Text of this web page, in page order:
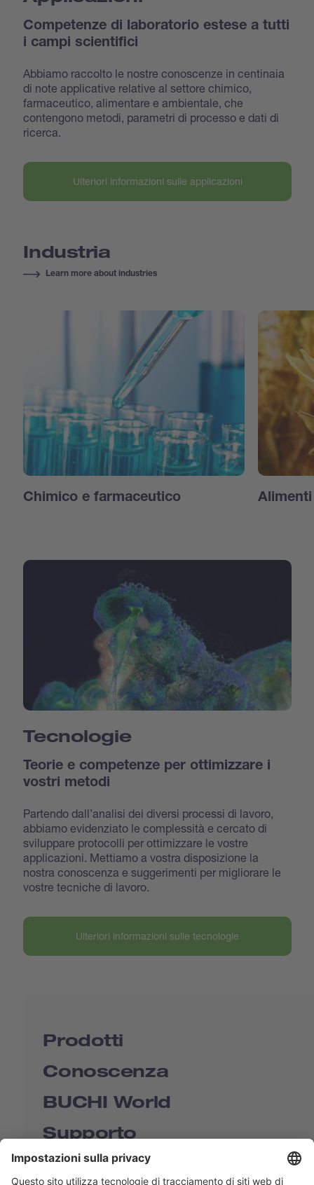
Competenze di laboratorio estese a tutti
i campi scientifici
Abbiamo raccolto le nostre conoscenze in centinaia
di note applicative relative al settore chimico,
farmaceutico, alimentare e ambientale, che
contengono metodi, parametri di processo e dati di
ricerca.
Ulteriori informazioni sulle applicazioni
Industria
Learn more about industries
Chimico e farmaceutico
Tecnologie
Teorie e competenze per ottimizzare i
vostri metodi
Partendo dall’analisi dei diversi processi di lavoro,
abbiamo evidenziato le complessità e cercato di
sviluppare protocolli per ottimizzare le vostre
applicazioni. Mettiamo a vostra disposizione la
nostra conoscenza e suggerimenti per migliorare le
vostre tecniche di lavoro.
Ulteriori informazioni sulle tecnologie
Prodotti
Conoscenza
BUCHI World
Supporto
Shop